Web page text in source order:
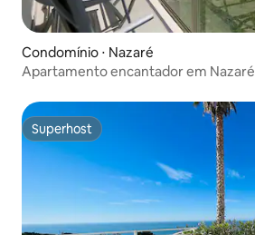
Condomínio ⋅ Nazaré
Apartamento encantador em Nazaré
Superhost
Superhost